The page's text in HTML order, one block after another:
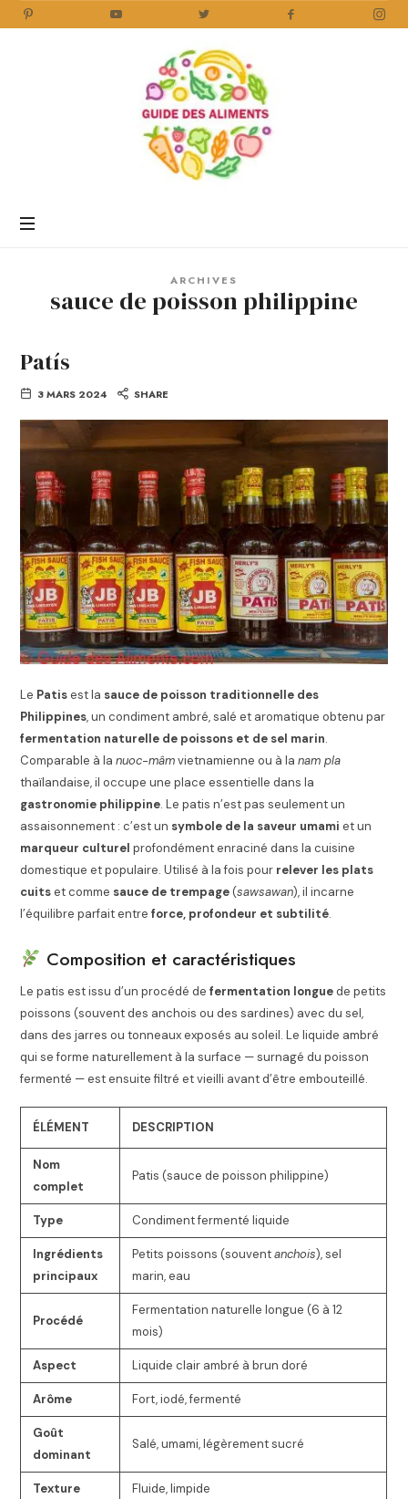
Aliments
ARCHIVES
sauce de poisson philippine
Patís
3 MARS 2024 SHARE
Le Patisest la sauce de poisson traditionnelle des
Philippines, un condiment ambré, salé et aromatique obtenu par
fermentation naturelle de poissons et de sel marin.
Comparable à lanuoc-mâmvietnamienne ou à lanam pla
thaïlandaise, il occupe une place essentielle dans la
gastronomie philippine. Le patis n’est pas seulement un
assaisonnement : c’est un symbole de la saveur umami et un
marqueur culturel profondément enraciné dans la cuisine
domestique et populaire. Utilisé à la fois pour relever les plats
cuitset comme sauce de trempage(sawsawan), il incarne
l’équilibre parfait entreforce, profondeur et subtilité.
Composition et caractéristiques
Le patis est issu d’un procédé defermentation longuede petits
poissons (souvent des anchois ou des sardines) avec du sel,
dans des jarres ou tonneaux exposés au soleil. Le liquide ambré
qui se forme naturellement à la surface — surnagé du poisson
fermenté — est ensuite filtré et vieilli avant d’être embouteillé.
ÉLÉMENT DESCRIPTION
Nom
complet
Patis (sauce de poisson philippine)
Type Condiment fermenté liquide
Ingrédients
principaux
Petits poissons (souventanchois), sel
marin, eau
Procédé
Fermentation naturelle longue (6 à 12
mois)
Aspect Liquide clair ambré à brun doré
Arôme Fort, iodé, fermenté
Goût
dominant
Salé, umami, légèrement sucré
Texture Fluide, limpide